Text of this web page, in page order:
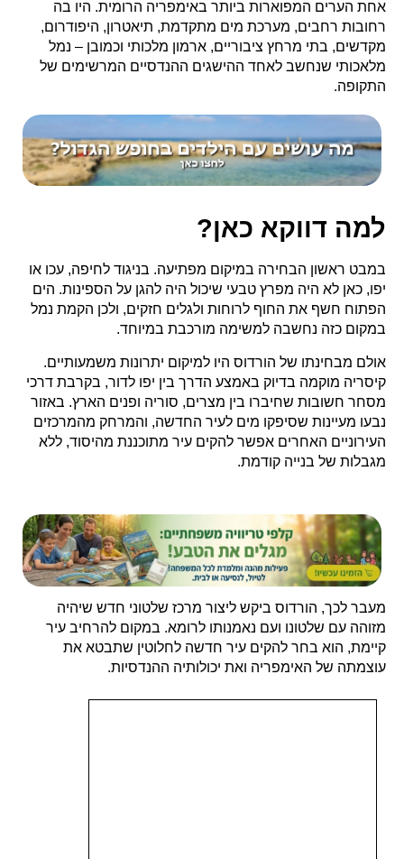
אחת הערים המפוארות ביותר באימפריה הרומית. היו בה
רחובות רחבים, מערכת מים מתקדמת, תיאטרון, היפודרום,
מקדשים, בתי מרחץ ציבוריים, ארמון מלכותי וכמובן – נמל
מלאכותי שנחשב לאחד ההישגים ההנדסיים המרשימים של
התקופה.
למה דווקא כאן?
במבט ראשון הבחירה במיקום מפתיעה. בניגוד לחיפה, עכו או
יפו, כאן לא היה מפרץ טבעי שיכול היה להגן על הספינות. הים
הפתוח חשף את החוף לרוחות ולגלים חזקים, ולכן הקמת נמל
במקום כזה נחשבה למשימה מורכבת במיוחד.
אולם מבחינתו של הורדוס היו למיקום יתרונות משמעותיים.
קיסריה מוקמה בדיוק באמצע הדרך בין יפו לדור, בקרבת דרכי
מסחר חשובות שחיברו בין מצרים, סוריה ופנים הארץ. באזור
נבעו מעיינות שסיפקו מים לעיר החדשה, והמרחק מהמרכזים
העירוניים האחרים אפשר להקים עיר מתוכננת מהיסוד, ללא
מגבלות של בנייה קודמת.
מעבר לכך, הורדוס ביקש ליצור מרכז שלטוני חדש שיהיה
מזוהה עם שלטונו ועם נאמנותו לרומא. במקום להרחיב עיר
קיימת, הוא בחר להקים עיר חדשה לחלוטין שתבטא את
עוצמתה של האימפריה ואת יכולותיה ההנדסיות.